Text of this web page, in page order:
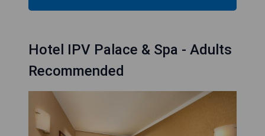
Hotel IPV Palace & Spa - Adults
Recommended